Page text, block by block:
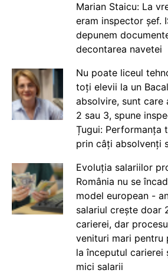
Marian Staicu: La
eram inspector șef.
depunem
decontarea navetei
Nu poate liceul
toți elevii la un
absolvire, sunt care
2 sau 3, spune
Țugui: Performanța
prin câți absolvenți
Evoluția salariilor
România nu se
model european -
salariul crește doar
carierei, dar
venituri mari pentru
la începutul carierei
mici salarii